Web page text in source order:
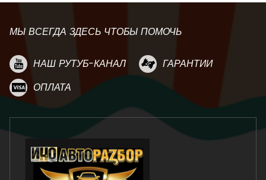
МЫ ВСЕГДА ЗДЕСЬ ЧТОБЫ ПОМОЧЬ
НАШ РУТУБ-КАНАЛ
ГАРАНТИИ
ОПЛАТА